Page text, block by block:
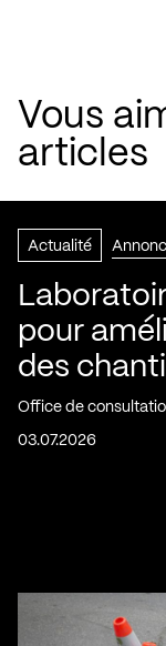
Vous
articles
Actualité
pour
des
Office de
03.07.2026